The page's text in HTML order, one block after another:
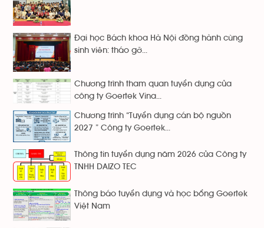
Đại học Bách khoa Hà Nội đồng hành cùng
sinh viên: tháo gỡ...
Chương trình tham quan tuyển dụng của
công ty Goertek Vina...
Chương trình “Tuyển dụng cán bộ nguồn
2027 ” Công ty Goertek...
Thông tin tuyển dụng năm 2026 của Công ty
TNHH DAIZO TEC
Thông báo tuyển dụng và học bổng Goertek
Việt Nam